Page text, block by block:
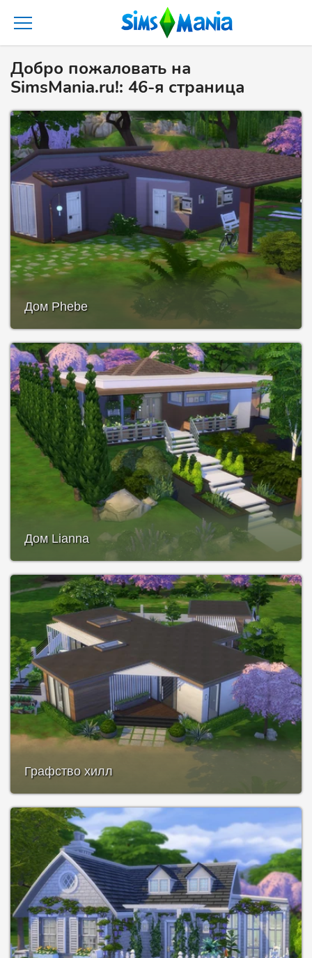
Добро пожаловать на
SimsMania.ru!: 46-я страница
Дом Phebe
Дом Lianna
Графство хилл